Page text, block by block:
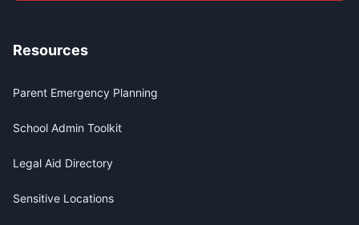
Resources
Parent Emergency Planning
School Admin Toolkit
Legal Aid Directory
Sensitive Locations